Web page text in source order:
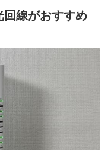
線がおすすめ